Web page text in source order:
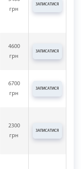
грн
ЗАПИСАТИСЯ
4600
грн
ЗАПИСАТИСЯ
6700
грн
ЗАПИСАТИСЯ
2300
грн
ЗАПИСАТИСЯ